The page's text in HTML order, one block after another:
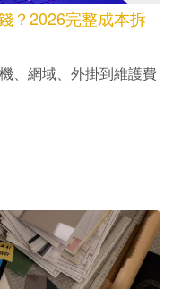
？2026完整成本拆
、網域、外掛到維護費